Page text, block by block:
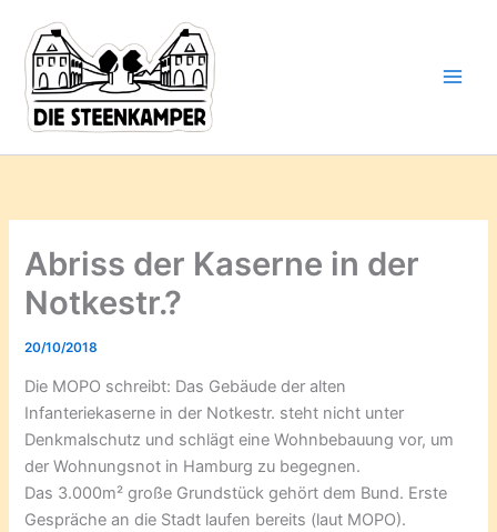
Inhalt
springen
Abriss der Kaserne in der
Notkestr.?
20/10/2018
Die MOPO schreibt: Das Gebäude der alten
Infanteriekaserne in der Notkestr. steht nicht unter
Denkmalschutz und schlägt eine Wohnbebauung vor, um
der Wohnungsnot in Hamburg zu begegnen.
Das 3.000m² große Grundstück gehört dem Bund. Erste
Gespräche an die Stadt laufen bereits (laut MOPO).
deine
Mail-
Adresse
ein ...